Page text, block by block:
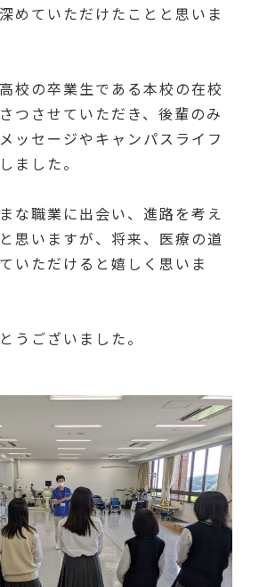
めていただけたことと思いま
校の卒業生である本校の在校
つさせていただき、後輩のみ
ッセージやキャンパスライフ
ました。
な職業に出会い、進路を考え
思いますが、将来、医療の道
いただけると嬉しく思いま
うございました。